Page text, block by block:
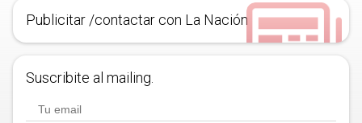
Publicitar /contactar con La Nación
Suscribite al mailing.